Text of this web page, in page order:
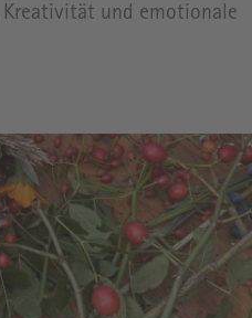
und emotionale